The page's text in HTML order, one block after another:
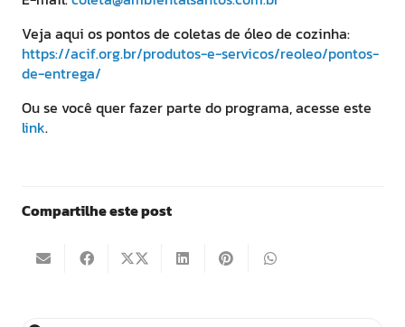
Veja aqui os pontos de coletas de óleo de cozinha:
https://acif.org.br/produtos-e-servicos/reoleo/pontos-
de-entrega/
Ou se você quer fazer parte do programa, acesse este
link.
Compartilhe este post